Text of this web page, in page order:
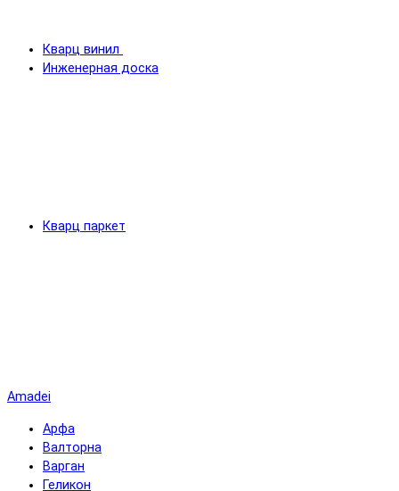
Кварц винил
Инженерная доска
Кварц паркет
Amadei
Арфа
Валторна
Варган
Геликон